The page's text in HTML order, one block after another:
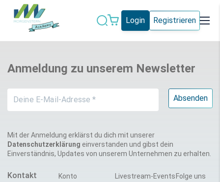
Login Registrieren
Künstliche
Microsoft 365
Schweiz Social Media
Anmeldung zu unserem Newsletter
Mit der Anmeldung erklärst du dich mit unserer
Datenschutzerklärung einverstanden und gibst dein
Einverständnis, Updates von unserem Unternehmen zu erhalten.
Kontakt Konto Livestream-Events Folge uns